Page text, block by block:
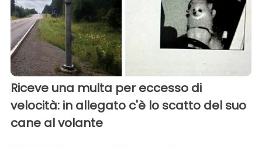
Riceve una multa per eccesso di
velocità: in allegato c'è lo scatto del suo
cane al volante